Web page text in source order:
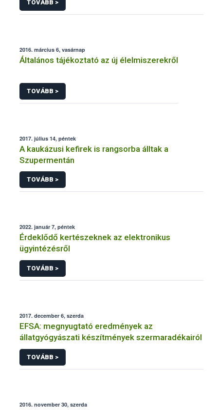
TOVÁBB >
2016. március 6, vasárnap
Általános tájékoztató az új élelmiszerekről
TOVÁBB >
2017. július 14, péntek
A kaukázusi kefirek is rangsorba álltak a
Szupermentán
TOVÁBB >
2022. január 7, péntek
Érdeklődő kertészeknek az elektronikus
ügyintézésről
TOVÁBB >
2017. december 6, szerda
EFSA: megnyugtató eredmények az
állatgyógyászati készítmények szermaradékairól
TOVÁBB >
2016. november 30, szerda